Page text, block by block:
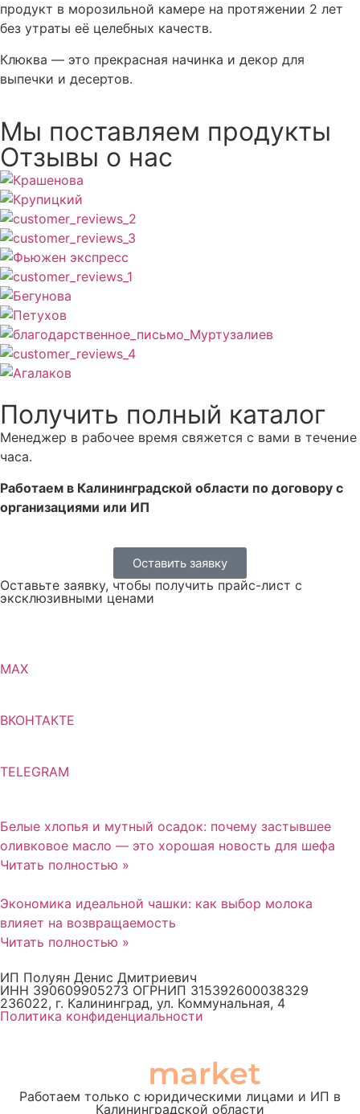
продукт в морозильной камере на протяжении 2 лет
без утраты её целебных качеств.
Клюква — это прекрасная начинка и декор для
выпечки и десертов.
Мы поставляем продукты
Отзывы о нас
Получить полный каталог
Менеджер в рабочее время свяжется с вами в течение
часа.
Работаем в Калининградской области по договору с
организациями или ИП
Оставить заявку
Оставьте заявку, чтобы получить прайс-лист с
эксклюзивными ценами
MAX
ВКОНТАКТЕ
TELEGRAM
Белые хлопья и мутный осадок: почему застывшее
оливковое масло — это хорошая новость для шефа
Читать полностью »
Экономика идеальной чашки: как выбор молока
влияет на возвращаемость
Читать полностью »
ИП Полуян Денис Дмитриевич
ИНН 390609905273 ОГРНИП 315392600038329
236022, г. Калининград, ул. Коммунальная, 4
Политика конфиденциальности
Работаем только с юридическими лицами и ИП в
Калининградской области